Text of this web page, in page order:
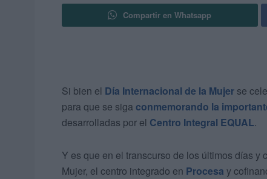
Compartir en Whatsapp
Si bien el Día Internacional de la Mujer se
para que se siga conmemorando la
desarrolladas por el Centro Integral EQUAL.
Y es que en el transcurso de los últimos días
Mujer, el centro integrado en Procesa y